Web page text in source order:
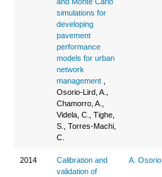
simulations for
developing
pavement
performance
models for urban
network
management
Osorio-Lird, A.,
Chamorro, A.,
Videla, C., Tighe,
S., Torres-Machi,
C.
2014
Calibration and
validation of
A. Osorio